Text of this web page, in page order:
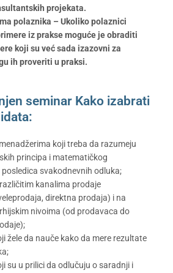
projekata.
polaznika – Ukoliko polaznici
iz prakse moguće je obraditi
koji su već sada izazovni za
ih proveriti u praksi.
seminar Kako izabrati
koji treba da razumeju
principa i matematičkog
svakodnevnih odluka;
kanalima prodaje
direktna prodaja) i na
nivoima (od prodavaca do
žele da nauče kako da mere rezultate
su u prilici da odlučuju o saradnji i